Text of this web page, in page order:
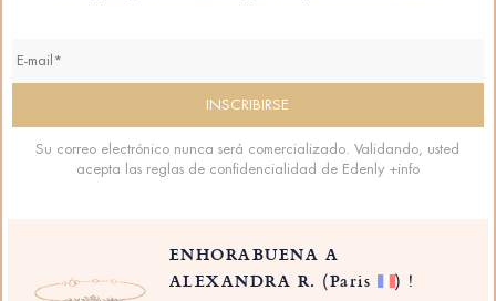
Su correo electrónico nunca será comercializado. Validando, usted
acepta las reglas de confidencialidad de Edenly +info
ENHORABUENA A
ALEXANDRA R. (Paris ) !